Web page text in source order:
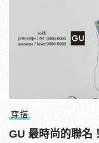
穿搭
GU 最時尚的聯名